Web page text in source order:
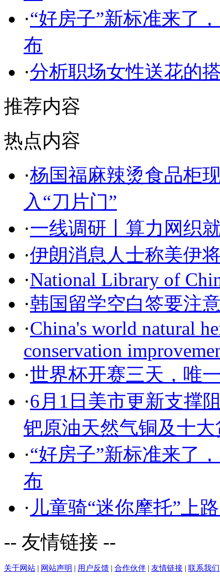
·“好房子”新标准来了
布
·分析职场女性送花的
推荐内容
热点内容
·杨国福麻辣烫食品柜
入“刀片门”
·一线调研丨算力网织
·伊朗消息人士称美伊
·National Library of
·韩国留学空白签要注
·China's world natural
conservation
·世界杯开赛三天，唯
·6月1日美市更新支撑
钯原油天然气铜及十
·“好房子”新标准来了
布
· 儿童骑“迷你摩托”上
-- 友情链接 --
关于网站 | 网站声明 | 用户反馈 | 合作伙伴 | 友情链接 | 联系我们